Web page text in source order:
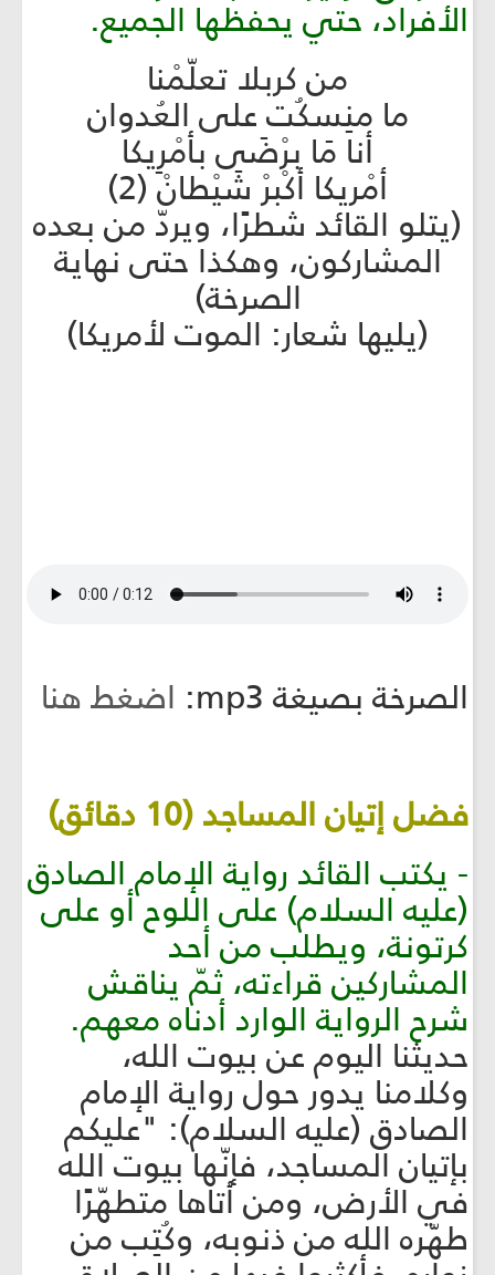
الأفراد، حتي يحفظها الجميع.
من كربلا تعلّمْنا
ما منِسكُت على العُدوان
أنا مَا برْضَى بأمْرِيكا
أمْريكا أكْبرْ شَيْطانْ (2)
(يتلو القائد شطرًا، ويردّ من بعده
المشاركون، وهكذا حتى نهاية
الصرخة)
(يليها شعار: الموت لأمريكا)
الصرخة بصيغة mp3: اضغط هنا
فضل إتيان المساجد (10 دقائق)
- يكتب القائد رواية الإمام الصادق
(عليه السلام) على اللوح أو على
كرتونة، ويطلب من أحد
المشاركين قراءته، ثمّ يناقش
شرح الرواية الوارد أدناه معهم.
حديثنا اليوم عن بيوت الله،
وكلامنا يدور حول رواية الإمام
الصادق (عليه السلام): "عليكم
بإتيان المساجد، فإنّها بيوت الله
في الأرض، ومن أتاها متطهّرًا
طهّره الله من ذنوبه، وكُتِب من